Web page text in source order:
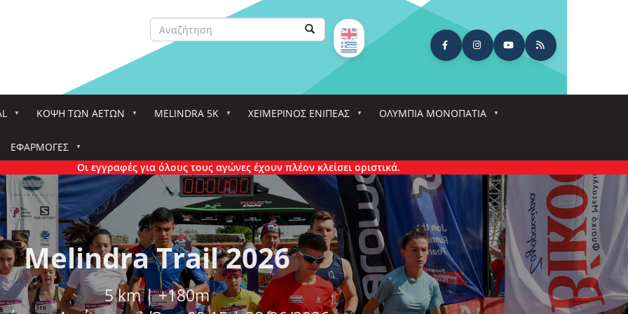
Search
Αναζήτηση Αναζήτηση
ΚΌΨΗ ΤΩΝ ΑΕΤΏΝ MELINDRA 5K ΧΕΙΜΕΡΙΝΟΣ ΕΝΙΠΕΑΣ ΟΛΎΜΠΙΑ ΜΟΝΟΠΆΤΙΑ
ΕΦΑΡΜΟΓΈΣ
Οι εγγραφές για όλους τους αγώνες έχουν πλέον κλείσει οριστικά.
with the gods | 44 km | +3350m | 12h
Olympus Marathon 2026
5 km | +180m
Melindra Trail 2026